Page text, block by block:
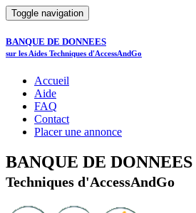
Toggle navigation
BANQUE DE DONNEES
sur les Aides Techniques d'AccessAndGo
Accueil
Aide
FAQ
Contact
Placer une annonce
BANQUE DE DONNEES
Techniques d'AccessAndGo